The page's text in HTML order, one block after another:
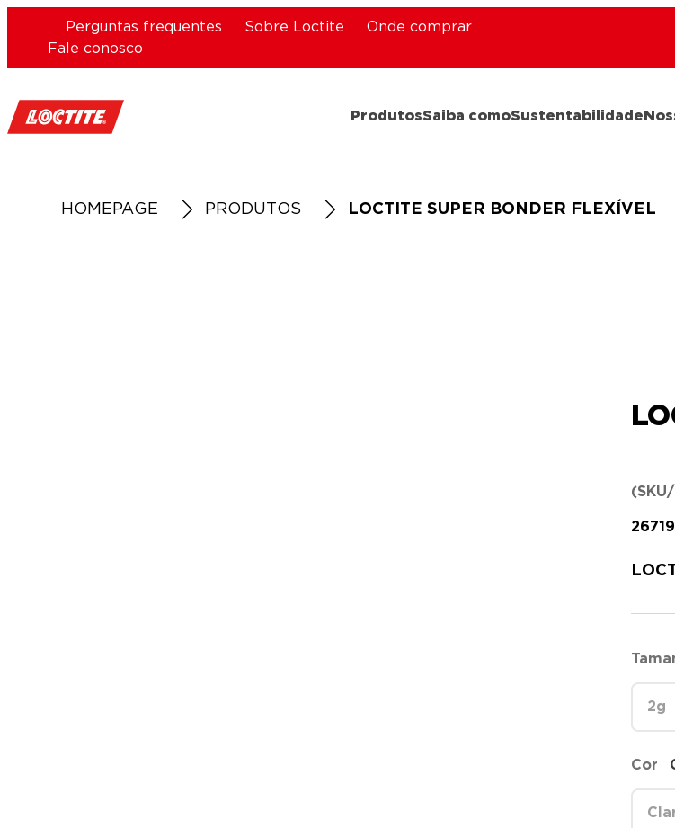
Perguntas frequentes Sobre Loctite
Onde comprar
Fale conosco
ProdutosSaiba comoSustentabilidade
HOMEPAGE PRODUTOS LOCTITE SUPER BONDER FLEXÍVEL
2g
Cor